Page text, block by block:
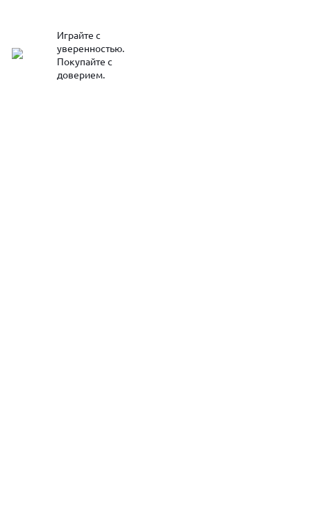
Играйте с
уверенностью.
Покупайте с
доверием.